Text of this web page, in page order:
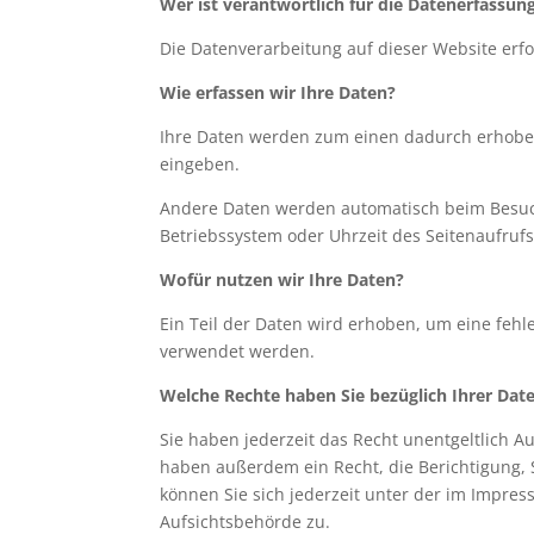
Die Datenverarbeitung auf dieser Website
Wie erfassen wir Ihre Daten?
Ihre Daten werden zum einen dadurch
eingeben.
Andere Daten werden automatisch beim
Betriebssystem oder Uhrzeit des
Wofür nutzen wir Ihre Daten?
Ein Teil der Daten wird erhoben, um eine
verwendet werden.
Welche Rechte haben Sie bezüglich Ihrer
Sie haben jederzeit das Recht unentgeltlich
haben außerdem ein Recht, die
können Sie sich jederzeit unter der im
Aufsichtsbehörde zu.